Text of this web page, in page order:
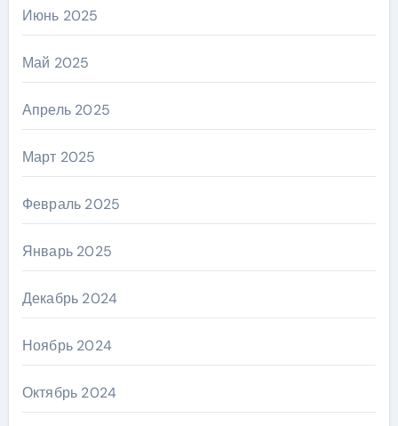
Июнь 2025
Май 2025
Апрель 2025
Март 2025
Февраль 2025
Январь 2025
Декабрь 2024
Ноябрь 2024
Октябрь 2024